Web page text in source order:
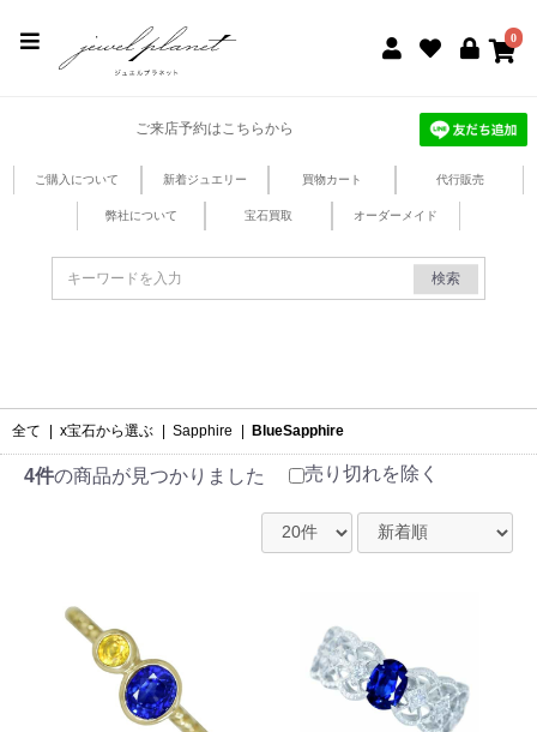
0
ご来店予約はこちらから
ご購入について 新着ジュエリー 買物カート 代行販売
弊社について 宝石買取 オーダーメイド
検索
全て x宝石から選ぶ Sapphire BlueSapphire
4件の商品が見つかりました 売り切れを除く